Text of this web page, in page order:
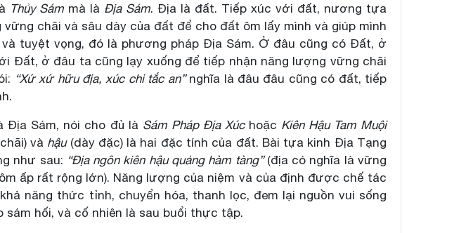
Thủy Sám mà là Địa Sám. Địa là đất. Tiếp xúc với đất, nương tựa
chãi và sâu dày của đất để cho đất ôm lấy mình và giúp mình
và tuyệt vọng, đó là phương pháp Địa Sám. Ở đâu cũng có Đất, ở
Đất, ở đâu ta cũng lạy xuống để tiếp nhận năng lượng vững chãi
“Xứ xứ hữu địa, xúc chi tắc an” nghĩa là đâu đâu cũng có đất, tiếp
Địa Sám, nói cho đủ là Sám Pháp Địa Xúc hoặc Kiên Hậu Tam Muội
và hậu (dày đặc) là hai đặc tính của đất. Bài tựa kinh Địa Tạng
như sau: “Địa ngôn kiên hậu quảng hàm tàng” (địa có nghĩa là vững
ấp rất rộng lớn). Năng lượng của niệm và của định được chế tác
năng thức tỉnh, chuyển hóa, thanh lọc, đem lại nguồn vui sống
hối, và cố nhiên là sau buổi thực tập.